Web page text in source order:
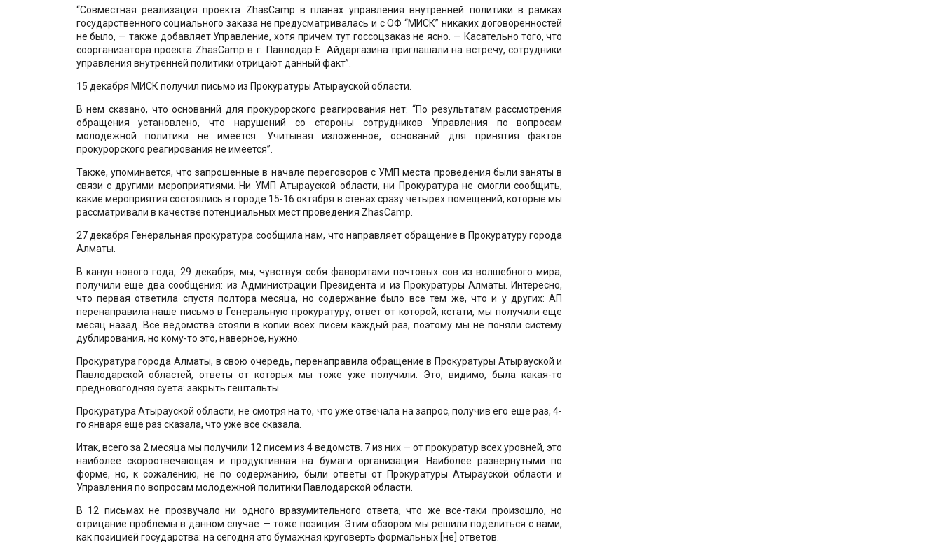
“Совместная реализация проекта ZhasCamp в планах управления внутренней политики в рамках
государственного социального заказа не предусматривалась и с ОФ “МИСК” никаких договоренностей
не было, — также добавляет Управление, хотя причем тут госсоцзаказ не ясно. — Касательно того, что
соорганизатора проекта ZhasCamp в г. Павлодар Е. Айдаргазина приглашали на встречу, сотрудники
управления внутренней политики отрицают данный факт”.
15 декабря МИСК получил письмо из Прокуратуры Атырауской области.
В нем сказано, что оснований для прокурорского реагирования нет: “По результатам рассмотрения
обращения установлено, что нарушений со стороны сотрудников Управления по вопросам
молодежной политики не имеется. Учитывая изложенное, оснований для принятия фактов
прокурорского реагирования не имеется”.
Также, упоминается, что запрошенные в начале переговоров с УМП места проведения были заняты в
связи с другими мероприятиями. Ни УМП Атырауской области, ни Прокуратура не смогли сообщить,
какие мероприятия состоялись в городе 15-16 октября в стенах сразу четырех помещений, которые мы
рассматривали в качестве потенциальных мест проведения ZhasCamp.
27 декабря Генеральная прокуратура сообщила нам, что направляет обращение в Прокуратуру города
Алматы.
В канун нового года, 29 декабря, мы, чувствуя себя фаворитами почтовых сов из волшебного мира,
получили еще два сообщения: из Администрации Президента и из Прокуратуры Алматы. Интересно,
что первая ответила спустя полтора месяца, но содержание было все тем же, что и у других: АП
перенаправила наше письмо в Генеральную прокуратуру, ответ от которой, кстати, мы получили еще
месяц назад. Все ведомства стояли в копии всех писем каждый раз, поэтому мы не поняли систему
дублирования, но кому-то это, наверное, нужно.
Прокуратура города Алматы, в свою очередь, перенаправила обращение в Прокуратуры Атырауской и
Павлодарской областей, ответы от которых мы тоже уже получили. Это, видимо, была какая-то
предновогодняя суета: закрыть гештальты.
Прокуратура Атырауской области, не смотря на то, что уже отвечала на запрос, получив его еще раз, 4-
го января еще раз сказала, что уже все сказала.
Итак, всего за 2 месяца мы получили 12 писем из 4 ведомств. 7 из них — от прокуратур всех уровней, это
наиболее скороотвечающая и продуктивная на бумаги организация. Наиболее развернутыми по
форме, но, к сожалению, не по содержанию, были ответы от Прокуратуры Атырауской области и
Управления по вопросам молодежной политики Павлодарской области.
В 12 письмах не прозвучало ни одного вразумительного ответа, что же все-таки произошло, но
отрицание проблемы в данном случае — тоже позиция. Этим обзором мы решили поделиться с вами,
как позицией государства: на сегодня это бумажная круговерть формальных [не] ответов.